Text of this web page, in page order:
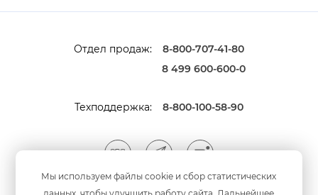
Мы используем файлы cookie и сбор статистических
Отдел продаж:
8-800-707-41-80
8 499 600-600-0
Техподдержка: 8-800-100-58-90